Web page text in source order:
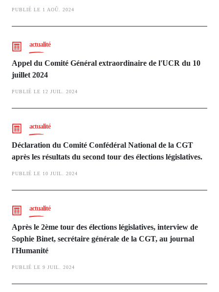
PUBLIÉ LE 1 AOÛ. 2024
actualité
Appel du Comité Général extraordinaire de l'UCR du 10
juillet 2024
PUBLIÉ LE 12 JUIL. 2024
actualité
Déclaration du Comité Confédéral National de la CGT
après les résultats du second tour des élections législatives.
PUBLIÉ LE 10 JUIL. 2024
actualité
Après le 2ème tour des élections législatives, interview de
Sophie Binet, secrétaire générale de la CGT, au journal
l'Humanité
PUBLIÉ LE 9 JUIL. 2024